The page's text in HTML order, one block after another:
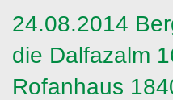
24.08.2014
die Dalfazalm
Rofanhaus